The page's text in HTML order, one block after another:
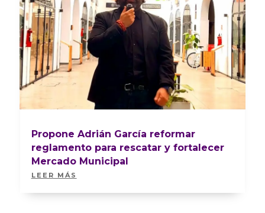
Propone Adrián García reformar
reglamento para rescatar y fortalecer
Mercado Municipal
LEER MÁS